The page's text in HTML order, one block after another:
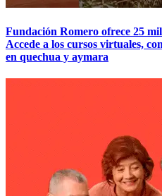
Fundación Romero ofrece 25
Accede a los cursos virtuales,
en quechua y aymara